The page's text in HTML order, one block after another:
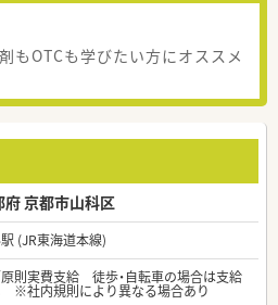
もOTCも学びたい方にオススメ
府 京都市山科区
(JR東海道本線)
則実費支給 徒歩・自転車の場合は支給
※社内規則により異なる場合あり